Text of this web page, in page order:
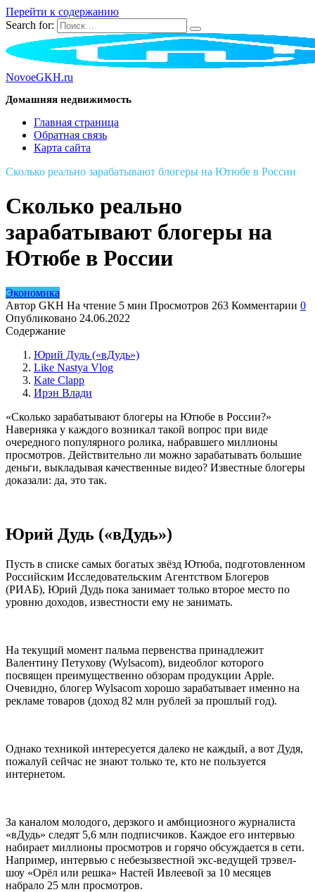
Перейти к содержанию
Search for:
NovoeGKH.ru
Домашняя недвижимость
Главная страница
Обратная связь
Карта сайта
Сколько реально зарабатывают блогеры на Ютюбе в России
Сколько реально
зарабатывают блогеры на
Ютюбе в России
Экономика
Автор GKH На чтение 5 мин Просмотров 263 Комментарии 0
Опубликовано 24.06.2022
Содержание
Юрий Дудь («вДудь»)
Like Nastya Vlog
Kate Clapp
Ирэн Влади
«Сколько зарабатывают блогеры на Ютюбе в России?»
Наверняка у каждого возникал такой вопрос при виде
очередного популярного ролика, набравшего миллионы
просмотров. Действительно ли можно зарабатывать большие
деньги, выкладывая качественные видео? Известные блогеры
доказали: да, это так.
Юрий Дудь («вДудь»)
Пусть в списке самых богатых звёзд Ютюба, подготовленном
Российским Исследовательским Агентством Блогеров
(РИАБ), Юрий Дудь пока занимает только второе место по
уровню доходов, известности ему не занимать.
На текущий момент пальма первенства принадлежит
Валентину Петухову (Wylsacom), видеоблог которого
посвящен преимущественно обзорам продукции Apple.
Очевидно, блогер Wylsacom хорошо зарабатывает именно на
рекламе товаров (доход 82 млн рублей за прошлый год).
Однако техникой интересуется далеко не каждый, а вот Дудя,
пожалуй сейчас не знают только те, кто не пользуется
интернетом.
За каналом молодого, дерзкого и амбициозного журналиста
«вДудь» следят 5,6 млн подписчиков. Каждое его интервью
набирает миллионы просмотров и горячо обсуждается в сети.
Например, интервью с небезызвестной экс-ведущей трэвел-
шоу «Орёл или решка» Настей Ивлеевой за 10 месяцев
набрало 25 млн просмотров.